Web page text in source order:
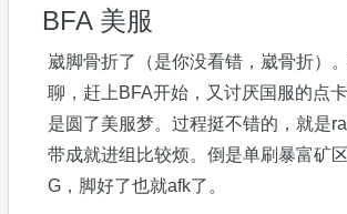
BFA 美服
崴脚骨折了（是你没看错，崴骨折）
聊，赶上BFA开始，又讨厌国服的点
是圆了美服梦。过程挺不错的，就是
带成就进组比较烦。倒是单刷暴富矿
G，脚好了也就afk了。